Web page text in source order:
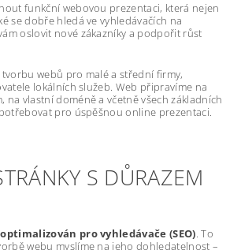
funkční webovou prezentaci, která nejen
se dobře hledá ve vyhledávačích na
oslovit nové zákazníky a podpořit růst
tvorbu webů pro malé a střední firmy,
lokálních služeb. Web připravíme na
na vlastní doméně a včetně všech základních
pro úspěšnou online prezentaci.
S DŮRAZEM
optimalizován pro vyhledávače (SEO). To
webu myslíme na jeho dohledatelnost –